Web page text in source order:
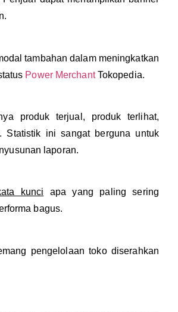
tambahan dalam meningkatkan
Power MerchantTokopedia.
produk terjual, produk terlihat,
Statistik ini sangat berguna untuk
laporan.
kunci apa yang paling sering
bagus.
pengelolaan toko diserahkan